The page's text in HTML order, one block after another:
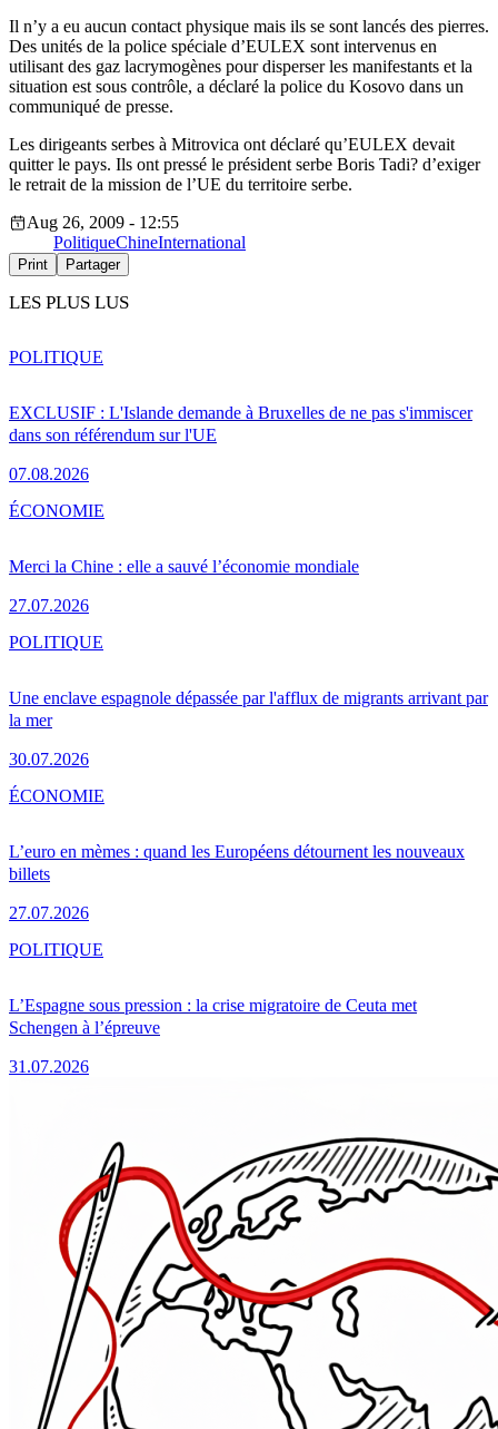
Il n’y a eu aucun contact physique mais ils se sont lancés des pierres.
Des unités de la police spéciale d’EULEX sont intervenus en
utilisant des gaz lacrymogènes pour disperser les manifestants et la
situation est sous contrôle, a déclaré la police du Kosovo dans un
communiqué de presse.
Les dirigeants serbes à Mitrovica ont déclaré qu’EULEX devait
quitter le pays. Ils ont pressé le président serbe Boris Tadi? d’exiger
le retrait de la mission de l’UE du territoire serbe.
Aug 26, 2009 - 12:55
PolitiqueChineInternational
Print Partager
LES PLUS LUS
EXCLUSIF : L'Islande demande à Bruxelles de ne pas s'immiscer
dans son référendum sur l'UE
07.08.2026
POLITIQUE
Merci la Chine : elle a sauvé l’économie mondiale
27.07.2026
ÉCONOMIE
Une enclave espagnole dépassée par l'afflux de migrants arrivant par
la mer
30.07.2026
POLITIQUE
L’euro en mèmes : quand les Européens détournent les nouveaux
billets
27.07.2026
ÉCONOMIE
L’Espagne sous pression : la crise migratoire de Ceuta met
Schengen à l’épreuve
31.07.2026
POLITIQUE